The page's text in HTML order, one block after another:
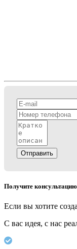
Отправить
Получите
Если вы хотите
С вас идея, с нас